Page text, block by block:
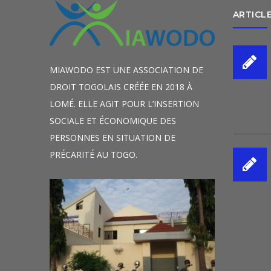
MIAWODO EST UNE ASSOCIATION DE
DROIT TOGOLAIS CRÉÉE EN 2018 À
LOMÉ. ELLE AGIT POUR L’INSERTION
SOCIALE ET ÉCONOMIQUE DES
PERSONNES EN SITUATION DE
PRÉCARITÉ AU TOGO.